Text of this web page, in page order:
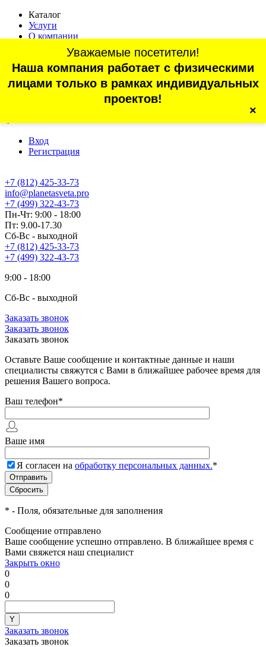
Каталог
Услуги
О компании
Статьи
Контакты
Отзывы
г. Санкт-Петербург, проспект Обуховской Обороны, 70, корп.
Вход
Регистрация
+7 (812) 425-33-73
Уважаемые посетители!
Наша компания работает с физическими
лицами только в рамках индивидуальных
проектов!
×
info@planetasveta.pro
+7 (499) 322-43-73
Пн-Чт: 9:00 - 18:00
Пт: 9.00-17.30
Сб-Вс - выходной
+7 (812) 425-33-73
+7 (499) 322-43-73
9:00 - 18:00
Сб-Вс - выходной
Заказать звонок
Заказать звонок
Заказать звонок
Оставьте Ваше сообщение и контактные данные и наши
специалисты свяжутся с Вами в ближайшее рабочее время для
решения Вашего вопроса.
Ваш телефон*
Ваше имя
Я согласен на обработку персональных данных.*
* - Поля, обязательные для заполнения
Сообщение отправлено
Ваше сообщение успешно отправлено. В ближайшее время с
Вами свяжется наш специалист
Закрыть окно
0
0
0
Заказать звонок
Заказать звонок